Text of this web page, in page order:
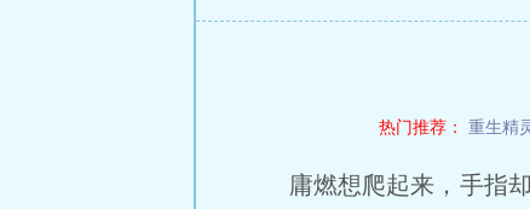
热门推荐： 重生精
庸燃想爬起来，手指